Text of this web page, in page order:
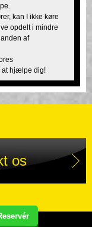
kan I ikke køre
opdelt i mindre
af
at hjælpe dig!
os